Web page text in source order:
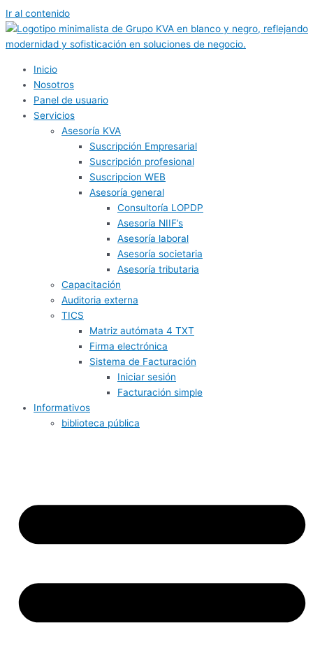
Ir al contenido
Inicio
Nosotros
Panel de usuario
Servicios
Asesoría KVA
Suscripción Empresarial
Suscripción profesional
Suscripcion WEB
Asesoría general
Consultoría LOPDP
Asesoría NIIF’s
Asesoría laboral
Asesoría societaria
Asesoría tributaria
Capacitación
Auditoria externa
TICS
Matriz autómata 4 TXT
Firma electrónica
Sistema de Facturación
Iniciar sesión
Facturación simple
Informativos
biblioteca pública